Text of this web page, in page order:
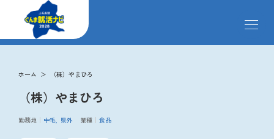
メ
掲載企業
ホーム （株）やまひろ
（株）やまひろ
勤務地 中毛 県外 業種 食品